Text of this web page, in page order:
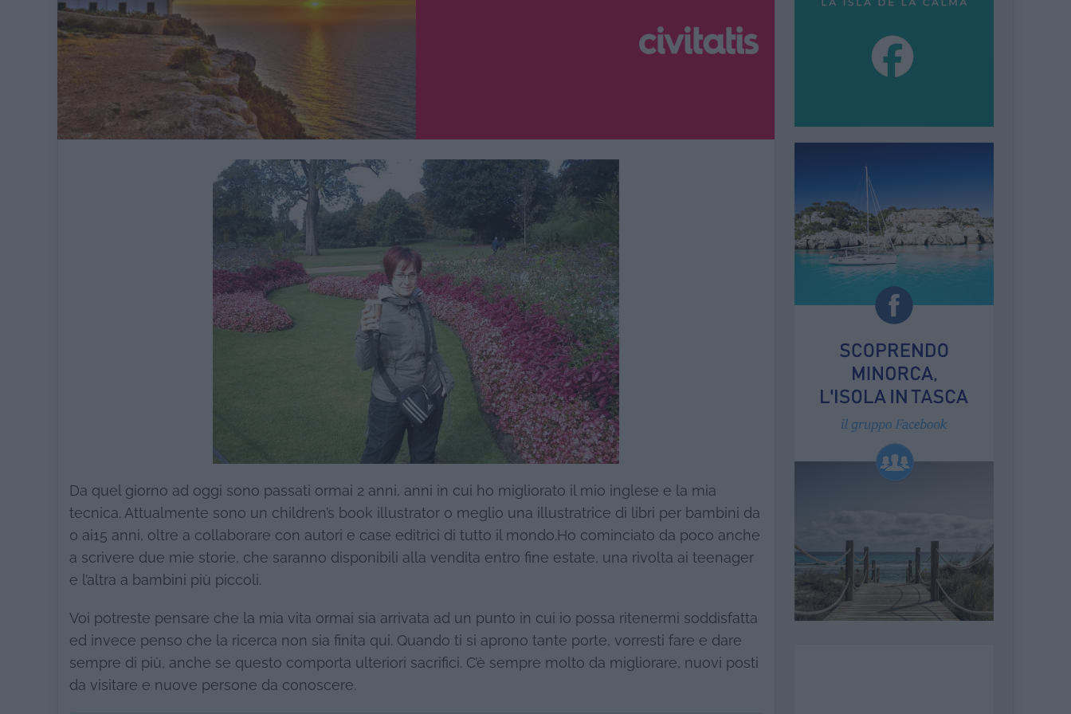
Da quel giorno ad oggi sono passati ormai 2 anni, anni in cui ho migliorato il mio inglese e la mia
tecnica. Attualmente sono un children’s book illustrator o meglio una illustratrice di libri per bambini da
0 ai15 anni, oltre a collaborare con autori e case editrici di tutto il mondo.Ho cominciato da poco anche
a scrivere due mie storie, che saranno disponibili alla vendita entro fine estate, una rivolta ai teenager
e l’altra a bambini più piccoli.
Voi potreste pensare che la mia vita ormai sia arrivata ad un punto in cui io possa ritenermi soddisfatta
ed invece penso che la ricerca non sia finita qui. Quando ti si aprono tante porte, vorresti fare e dare
sempre di più, anche se questo comporta ulteriori sacrifici. C’è sempre molto da migliorare, nuovi posti
da visitare e nuove persone da conoscere.